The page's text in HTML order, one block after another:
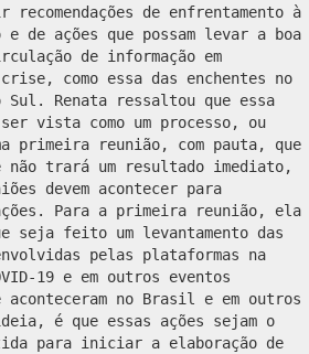
de enfrentamento à
e de ações que possam levar a boa
de informação em
como essa das enchentes no
Sul. Renata ressaltou que essa
vista como um processo, ou
primeira reunião, com pauta, que
não trará um resultado imediato,
devem acontecer para
Para a primeira reunião, ela
seja feito um levantamento das
pelas plataformas na
19 e em outros eventos
no Brasil e em outros
é que essas ações sejam o
para iniciar a elaboração de